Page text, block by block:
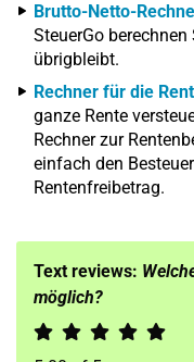
Brutto-Netto-
SteuerGo
übrigbleibt.
Rechner für die
ganze Rente
Rechner zur
einfach den
Rentenfreibetrag.
Text reviews:
möglich?